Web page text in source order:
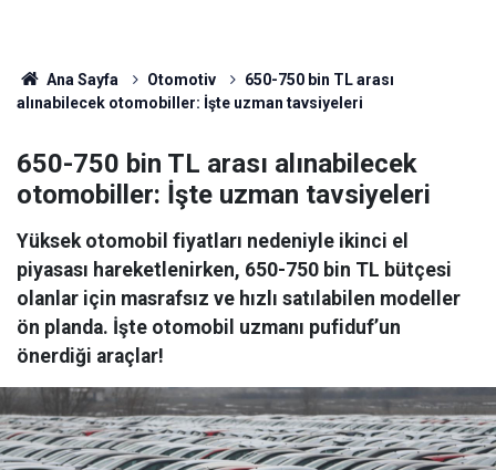
Ana Sayfa Otomotiv
650-750 bin TL arası
alınabilecek otomobiller: İşte uzman tavsiyeleri
650-750 bin TL arası alınabilecek
otomobiller: İşte uzman tavsiyeleri
Yüksek otomobil fiyatları nedeniyle ikinci el
piyasası hareketlenirken, 650-750 bin TL bütçesi
olanlar için masrafsız ve hızlı satılabilen modeller
ön planda. İşte otomobil uzmanı pufiduf’un
önerdiği araçlar!